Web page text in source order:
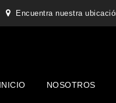
Encuentra nuestra
INICIO NOSOTROS